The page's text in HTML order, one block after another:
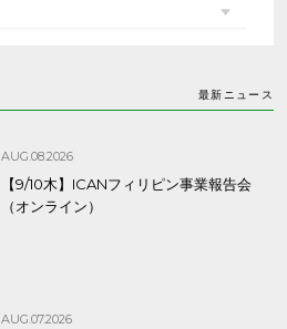
最新ニュース
AUG.08.2026
【9/10木】ICANフィリピン事業報告会
（オンライン）
AUG.07.2026